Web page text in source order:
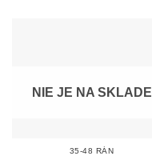
NIE JE NA SKLADE
35-48 RÁN